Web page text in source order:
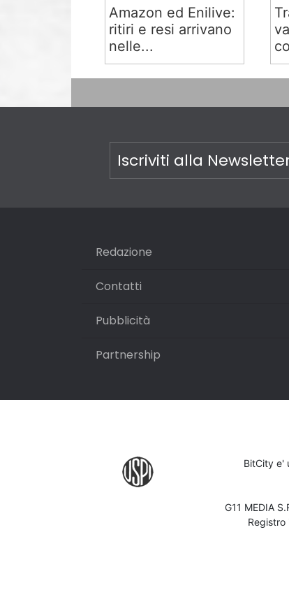
Amazon ed Enilive:
ritiri e resi arrivano
nelle...
Iscriviti alla
Redazione
Contatti
Pubblicità
Partnership
BitCity e'
G11 MEDIA
Registro